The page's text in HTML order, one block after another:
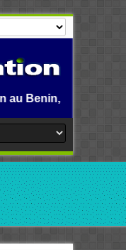
et dans le